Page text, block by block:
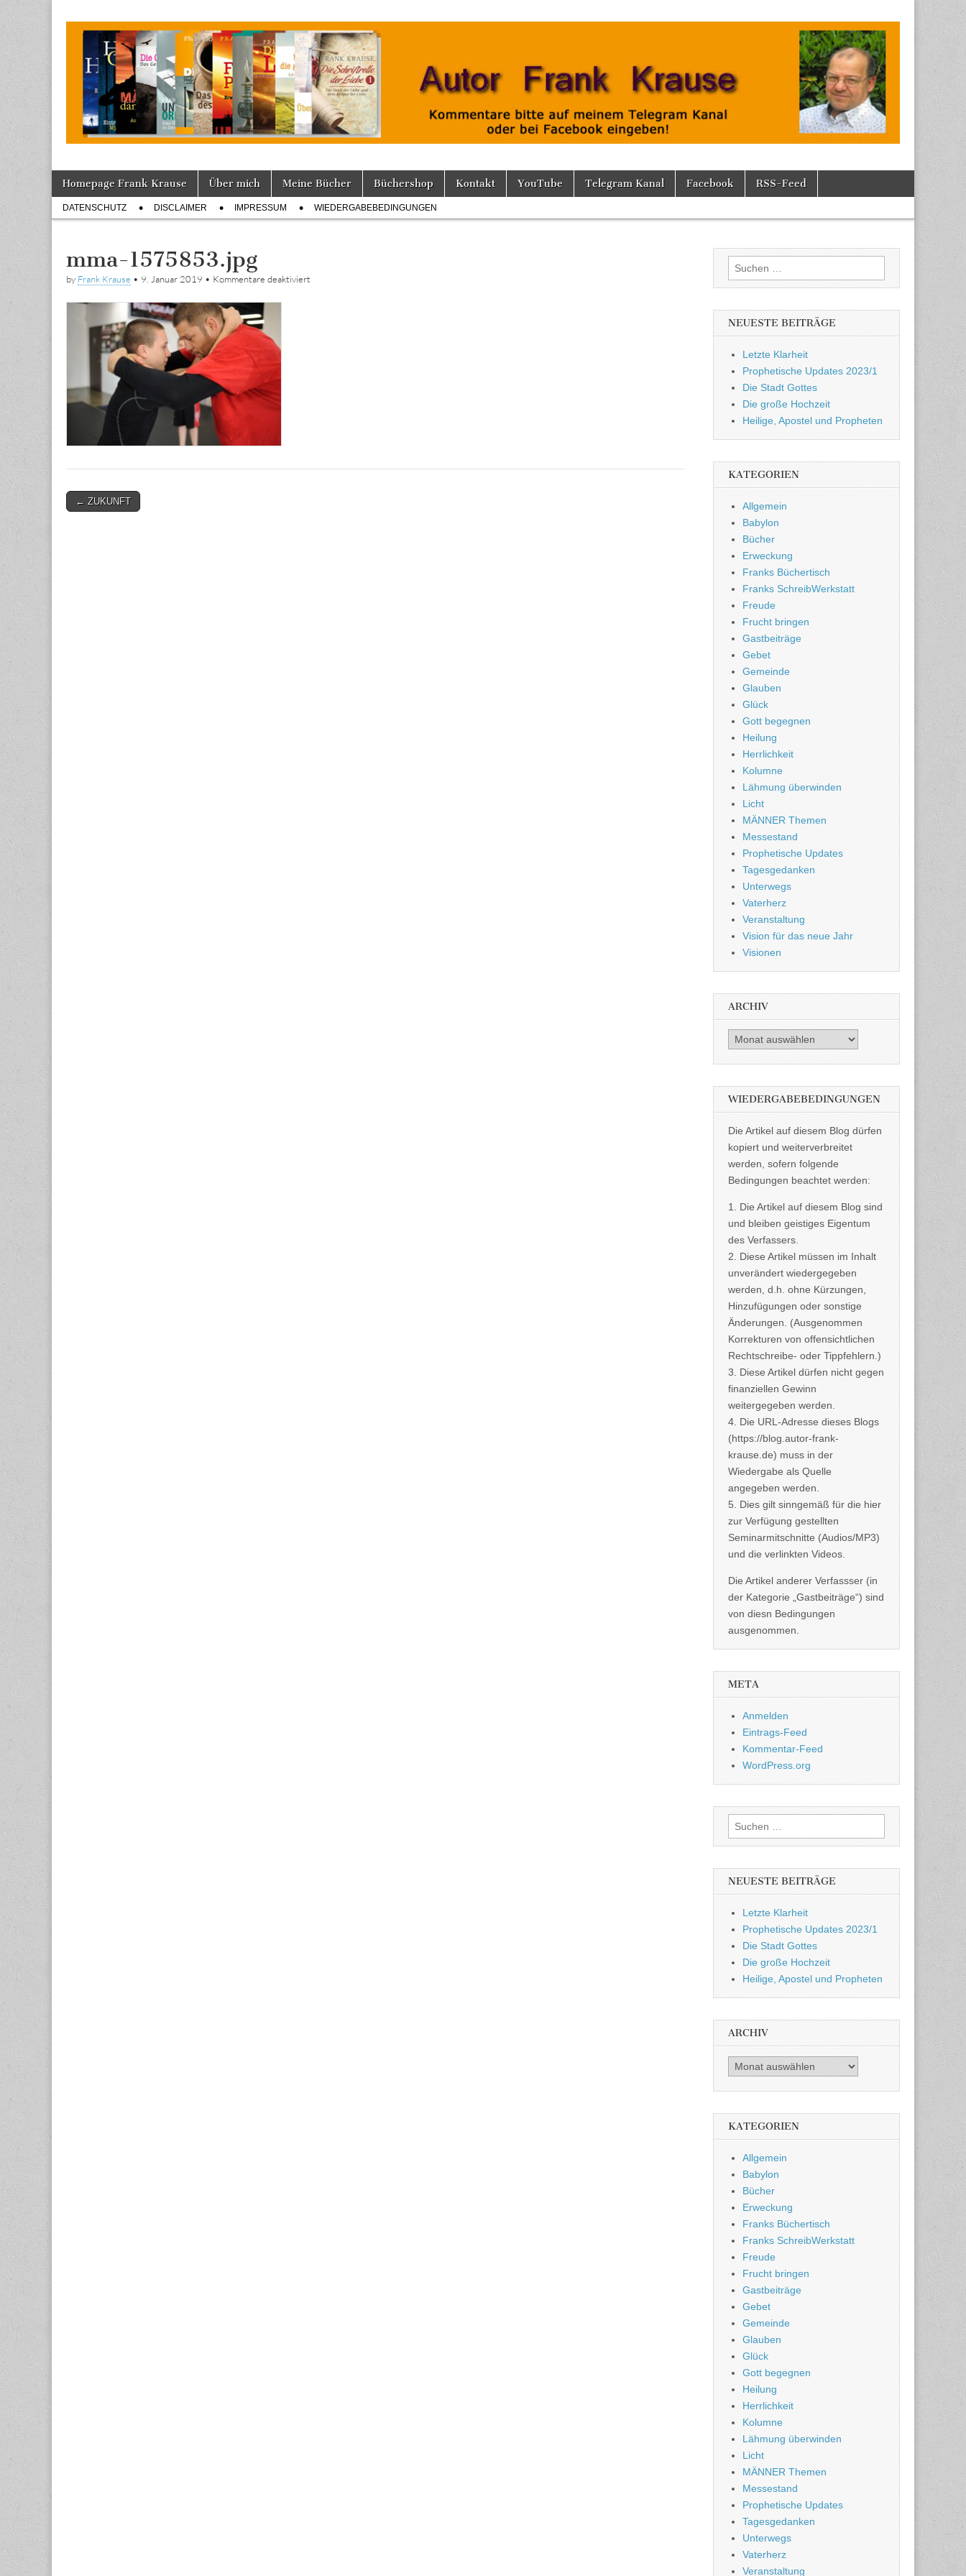
Tagebuch
Main
menu
Skip
content
Homepage Frank Krause Über mich Meine Bücher Büchershop Kontakt YouTube Telegram Kanal Facebook RSS-Feed
Sub
menu
DATENSCHUTZ DISCLAIMER IMPRESSUM WIEDERGABEBEDINGUNGEN
mma-1575853.jpg
by Frank Krause • 9. Januar 2019 • Kommentare deaktiviert
Post← ZUKUNFT
Suchen
nach:
NEUESTE BEITRÄGE
Letzte Klarheit
Prophetische Updates 2023/1
Die Stadt Gottes
Die große Hochzeit
Heilige, Apostel und Propheten
KATEGORIEN
Allgemein
Babylon
Bücher
Erweckung
Franks Büchertisch
Franks SchreibWerkstatt
Freude
Frucht bringen
Gastbeiträge
Gebet
Gemeinde
Glauben
Glück
Gott begegnen
Heilung
Herrlichkeit
Kolumne
Lähmung überwinden
Licht
MÄNNER Themen
Messestand
Prophetische Updates
Tagesgedanken
Unterwegs
Vaterherz
Veranstaltung
Vision für das neue Jahr
Visionen
ARCHIV
Archiv
WIEDERGABEBEDINGUNGEN
Die Artikel auf diesem Blog dürfen
kopiert und weiterverbreitet
werden, sofern folgende
Bedingungen beachtet werden:
1. Die Artikel auf diesem Blog sind
und bleiben geistiges Eigentum
des Verfassers.
2. Diese Artikel müssen im Inhalt
unverändert wiedergegeben
werden, d.h. ohne Kürzungen,
Hinzufügungen oder sonstige
Änderungen. (Ausgenommen
Korrekturen von offensichtlichen
Rechtschreibe- oder Tippfehlern.)
3. Diese Artikel dürfen nicht gegen
finanziellen Gewinn
weitergegeben werden.
4. Die URL-Adresse dieses Blogs
(https://blog.autor-frank-
krause.de) muss in der
Wiedergabe als Quelle
angegeben werden.
5. Dies gilt sinngemäß für die hier
zur Verfügung gestellten
Seminarmitschnitte (Audios/MP3)
und die verlinkten Videos.
Die Artikel anderer Verfassser (in
der Kategorie „Gastbeiträge“) sind
von diesn Bedingungen
ausgenommen.
META
Anmelden
Eintrags-Feed
Kommentar-Feed
WordPress.org
Suchen
nach:
NEUESTE BEITRÄGE
Letzte Klarheit
Prophetische Updates 2023/1
Die Stadt Gottes
Die große Hochzeit
Heilige, Apostel und Propheten
ARCHIV
Archiv
KATEGORIEN
Allgemein
Babylon
Bücher
Erweckung
Franks Büchertisch
Franks SchreibWerkstatt
Freude
Frucht bringen
Gastbeiträge
Gebet
Gemeinde
Glauben
Glück
Gott begegnen
Heilung
Herrlichkeit
Kolumne
Lähmung überwinden
Licht
MÄNNER Themen
Messestand
Prophetische Updates
Tagesgedanken
Unterwegs
Vaterherz
Veranstaltung